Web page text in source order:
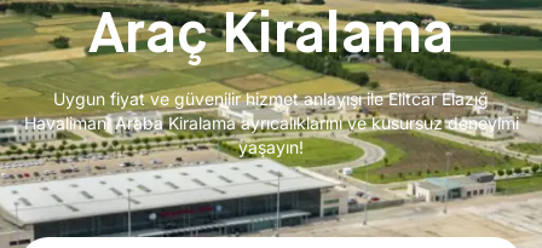
Araç Kiralama
Uygun fiyat ve güvenilir hizmet anlayışı ile Elitcar Elazığ
Havalimanı Araba Kiralama ayrıcalıklarını ve kusursuz deneyimi
yaşayın!